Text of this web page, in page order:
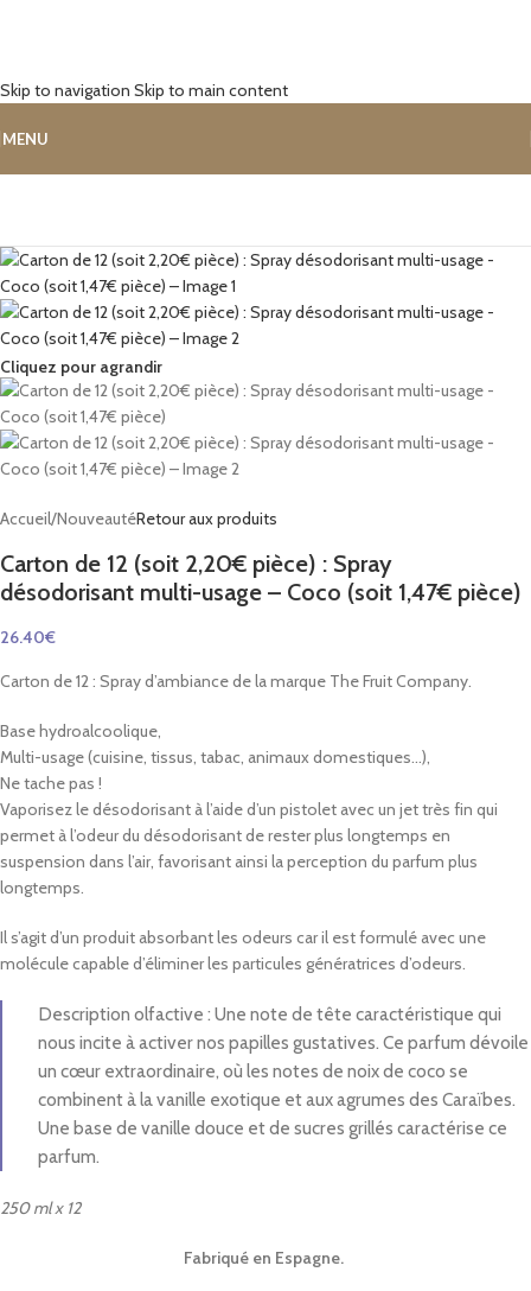
Skip to navigation Skip to main content
MENU
Cliquez pour agrandir
Accueil/NouveautéRetour aux produits
Carton de 12 (soit 2,20€ pièce) : Spray
désodorisant multi-usage – Coco (soit 1,47€ pièce)
26.40€
Carton de 12 : Spray d’ambiance de la marque The Fruit Company.
Base hydroalcoolique,
Multi-usage (cuisine, tissus, tabac, animaux domestiques…),
Ne tache pas !
Vaporisez le désodorisant à l’aide d’un pistolet avec un jet très fin qui
permet à l’odeur du désodorisant de rester plus longtemps en
suspension dans l’air, favorisant ainsi la perception du parfum plus
longtemps.
Il s’agit d’un produit absorbant les odeurs car il est formulé avec une
molécule capable d’éliminer les particules génératrices d’odeurs.
Description olfactive : Une note de tête caractéristique qui
nous incite à activer nos papilles gustatives. Ce parfum dévoile
un cœur extraordinaire, où les notes de noix de coco se
combinent à la vanille exotique et aux agrumes des Caraïbes.
Une base de vanille douce et de sucres grillés caractérise ce
parfum.
250 ml x 12
Fabriqué en Espagne.